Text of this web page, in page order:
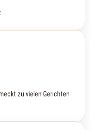
zu vielen Gerichten